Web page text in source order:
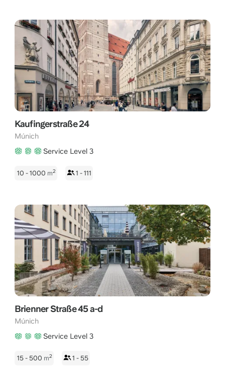
Kaufingerstraße 24
Múnich
Service Level 3
10 - 1000 m2 1 - 111
Brienner Straße 45 a-d
Múnich
Service Level 3
15 - 500 m2 1 - 55